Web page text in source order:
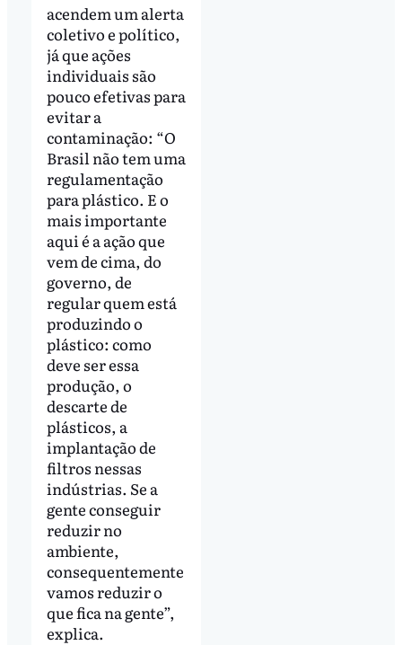
acendem um alerta
coletivo e político,
já que ações
individuais são
pouco efetivas para
evitar a
contaminação: “O
Brasil não tem uma
regulamentação
para plástico. E o
mais importante
aqui é a ação que
vem de cima, do
governo, de
regular quem está
produzindo o
plástico: como
deve ser essa
produção, o
descarte de
plásticos, a
implantação de
filtros nessas
indústrias. Se a
gente conseguir
reduzir no
ambiente,
consequentemente
vamos reduzir o
que fica na gente”,
explica.